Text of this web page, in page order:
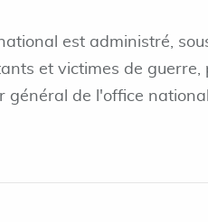
est administré,
et victimes de
général de l'office